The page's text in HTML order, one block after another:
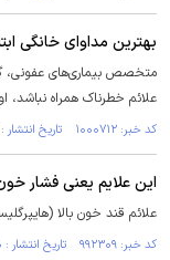
بهترین مداوای خانگی
متخصص بیماری‌های عفونی،
علائم خطرناک همراه نباشد،
کد خبر: ۱۰۰۰۷۱۲ تاریخ انتشار : ۱۴۰۴/۰۴/۱۸
این علایم یعنی فشار
علائم قند خون بالا
کد خبر: ۹۹۲۳۰۹ تاریخ انتشار : ۱۴۰۴/۰۳/۱۰